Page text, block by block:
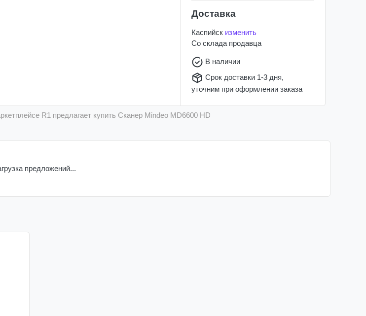
Доставка
Каспийск изменить
Со склада продавца
В наличии
Срок доставки 1-3 дня,
уточним при оформлении заказа
R1 предлагает купить Сканер Mindeo MD6600 HD
предложений...